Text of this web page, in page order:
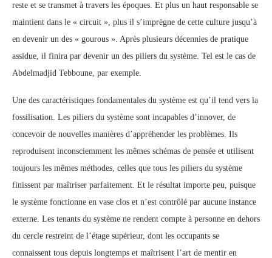
reste et se transmet à travers les époques. Et plus un haut responsable se
maintient dans le « circuit », plus il s’imprègne de cette culture jusqu’à
en devenir un des « gourous ». Après plusieurs décennies de pratique
assidue, il finira par devenir un des piliers du système. Tel est le cas de
Abdelmadjid Tebboune, par exemple.
Une des caractéristiques fondamentales du système est qu’il tend vers la
fossilisation. Les piliers du système sont incapables d’innover, de
concevoir de nouvelles manières d’appréhender les problèmes. Ils
reproduisent inconsciemment les mêmes schémas de pensée et utilisent
toujours les mêmes méthodes, celles que tous les piliers du système
finissent par maîtriser parfaitement. Et le résultat importe peu, puisque
le système fonctionne en vase clos et n’est contrôlé par aucune instance
externe. Les tenants du système ne rendent compte à personne en dehors
du cercle restreint de l’étage supérieur, dont les occupants se
connaissent tous depuis longtemps et maîtrisent l’art de mentir en